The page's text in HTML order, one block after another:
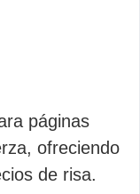
páginas
ofreciendo
de risa.